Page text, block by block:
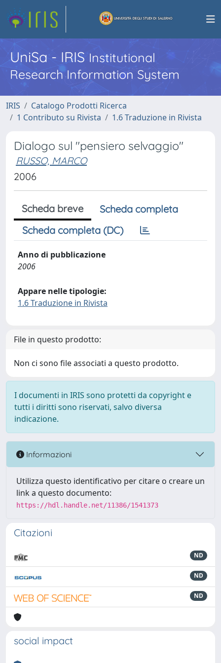
UniSa - IRISInstitutional
Research Information System
IRIS
Catalogo Prodotti Ricerca
1 Contributo su Rivista
1.6 Traduzione in Rivista
Dialogo sul "pensiero selvaggio"
RUSSO, MARCO
2006
Scheda breve
Scheda completa
Scheda completa (DC)
Anno di pubblicazione
2006
Appare nelle tipologie:
1.6 Traduzione in Rivista
File in questo prodotto:
Non ci sono file associati a questo prodotto.
I documenti in IRIS sono protetti da copyright e
tutti i diritti sono riservati, salvo diversa
indicazione.
Informazioni
Utilizza questo identificativo per citare o creare un
link a questo documento:
https://hdl.handle.net/11386/1541373
Citazioni
ND
ND
ND
social impact